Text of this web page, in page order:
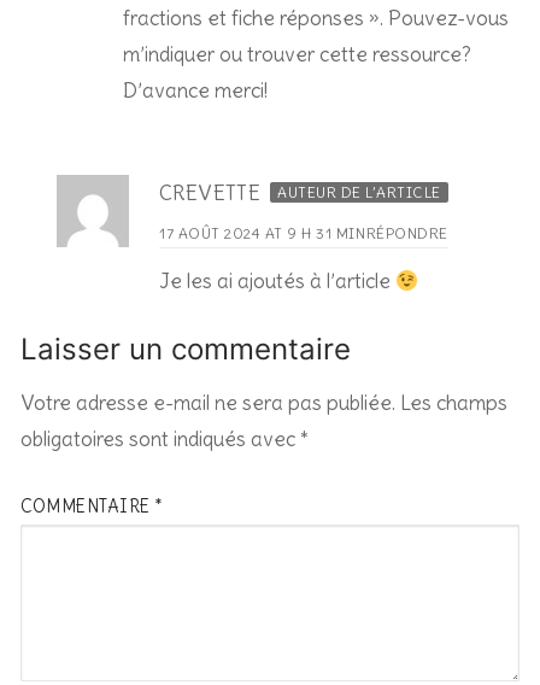
fractions et fiche réponses ». Pouvez-vous
m’indiquer ou trouver cette ressource?
D’avance merci!
CREVETTE AUTEUR DE L’ARTICLE
17 AOÛT 2024 AT 9 H 31 MINRÉPONDRE
Je les ai ajoutés à l’article
Laisser un commentaire
Votre adresse e-mail ne sera pas publiée. Les champs
obligatoires sont indiqués avec *
COMMENTAIRE *